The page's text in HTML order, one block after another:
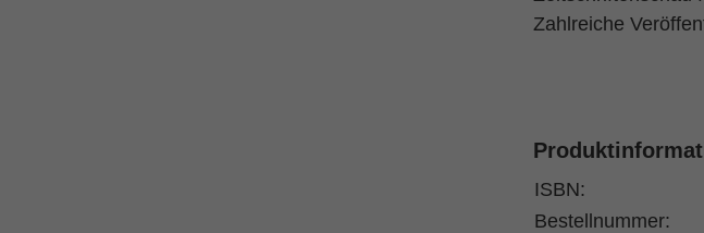
Zahlreiche
ISBN:
Bestellnummer: